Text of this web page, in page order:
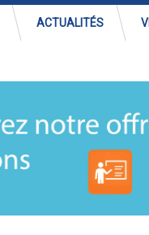
ACTUALITÉS